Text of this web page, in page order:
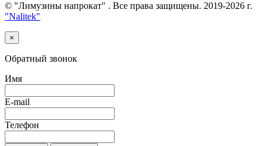
© "Лимузины напрокат" . Все права защищены. 2019-2026 г.
"Nalitek"
×
Обратный звонок
Имя
E-mail
Телефон